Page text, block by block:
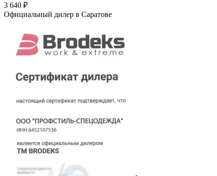
3 640 ₽
Официальный дилер в Саратове